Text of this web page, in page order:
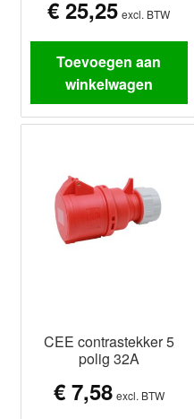
€ 25,25 excl. BTW
Toevoegen aan
winkelwagen
CEE contrastekker 5
polig 32A
€7,58 excl. BTW